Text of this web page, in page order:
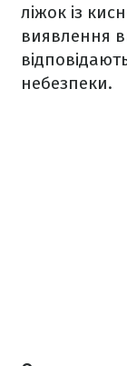
ліжок із
виявлення
небезпеки.